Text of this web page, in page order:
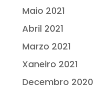
Maio 2021
Abril 2021
Marzo 2021
Xaneiro 2021
Decembro 2020